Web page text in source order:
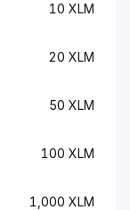
10 XLM
20 XLM
50 XLM
100 XLM
1,000 XLM